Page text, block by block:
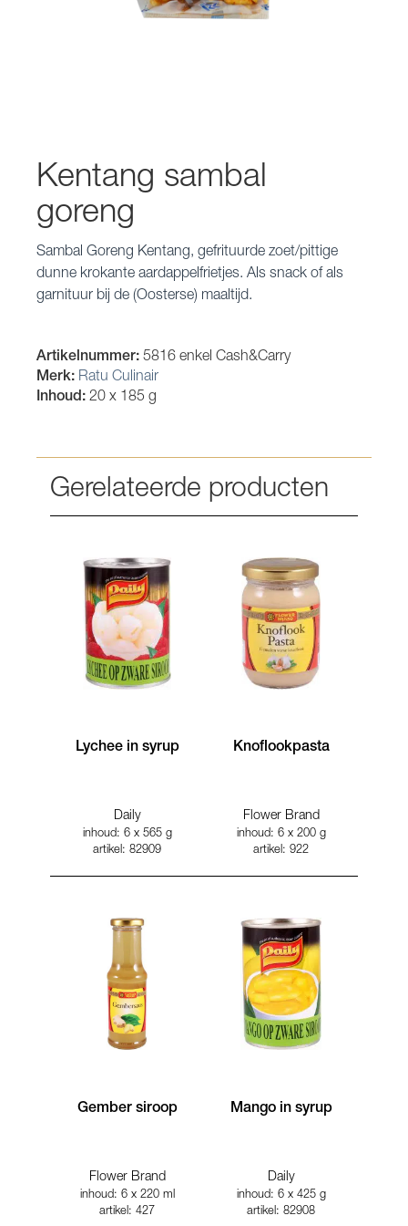
Kentang sambal
goreng
Sambal Goreng Kentang, gefrituurde zoet/pittige
dunne krokante aardappelfrietjes. Als snack of als
garnituur bij de (Oosterse) maaltijd.
Artikelnummer: 5816 enkel Cash&Carry
Merk: Ratu Culinair
Inhoud: 20 x 185 g
Gerelateerde producten
Lychee in syrup
Daily
inhoud: 6 x 565 g
artikel: 82909
Knoflookpasta
Flower Brand
inhoud: 6 x 200 g
artikel: 922
Gember siroop
Flower Brand
inhoud: 6 x 220 ml
artikel: 427
Mango in syrup
Daily
inhoud: 6 x 425 g
artikel: 82908